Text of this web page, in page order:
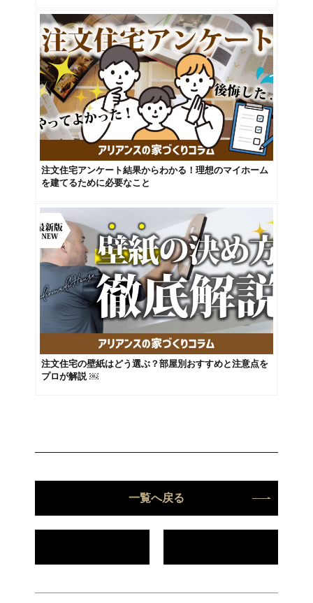
注文住宅アンケート結果からわかる！理想のマイホーム
を建てるために必要なこと
注文住宅の壁紙はどう選ぶ？部屋別おすすめと注意点を
プロが解説 ￼
一覧へ戻る